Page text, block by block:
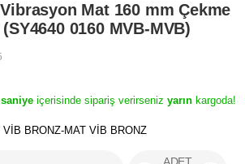
Mat 160 mm Çekme
0160 MVB-MVB)
içerisinde sipariş verirseniz yarın kargoda!
BRONZ-MAT VİB BRONZ